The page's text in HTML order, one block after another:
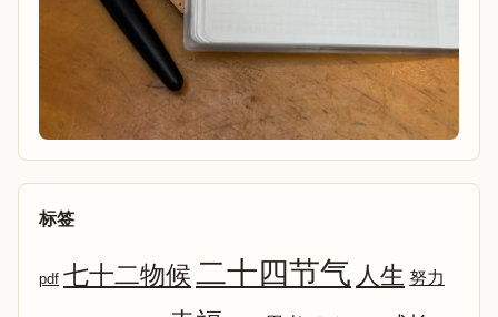
标签
pdf 七十二物候二十四节气 人生 努力